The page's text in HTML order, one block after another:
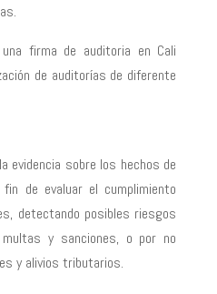
firma de auditoria en Cali
de auditorías de diferente
evidencia sobre los hechos de
de evaluar el cumplimiento
detectando posibles riesgos
y sanciones, o por no
y alivios tributarios.